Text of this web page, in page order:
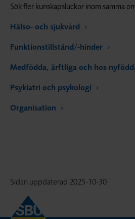
Sök fler kunskapsluckor inom samma
Hälso- och sjukvård
Funktionstillstånd/-hinder
Medfödda, ärftliga och hos
Psykiatri och psykologi
Organisation
Sidan uppdaterad 2025-10-30